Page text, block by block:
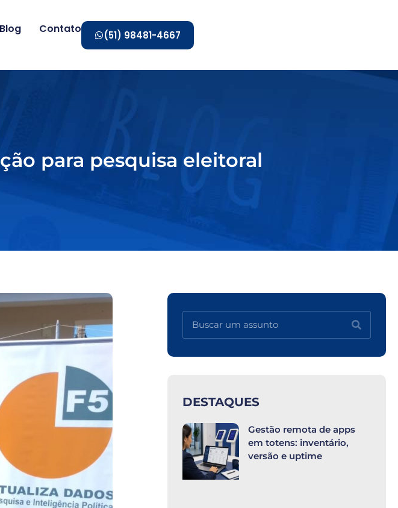
Blog Contato (51) 98481-4667
para pesquisa eleitoral
DESTAQUES
Gestão remota de apps
em totens: inventário,
versão e uptime